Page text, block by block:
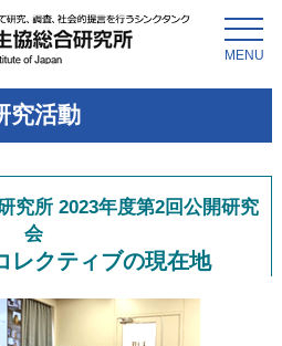
MENU
究活動
究所 2023年度第2回公開研究
会
レクティブの現在地